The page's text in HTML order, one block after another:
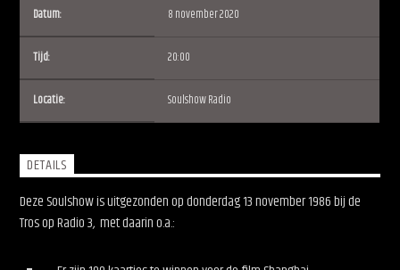
Soulshow Radio
Datum: 8 november 2020
Tijd: 20:00
Locatie: Soulshow Radio
DETAILS
Deze Soulshow is uitgezonden op donderdag 13 november 1986 bij de
Tros op Radio 3,met daarin o.a.: